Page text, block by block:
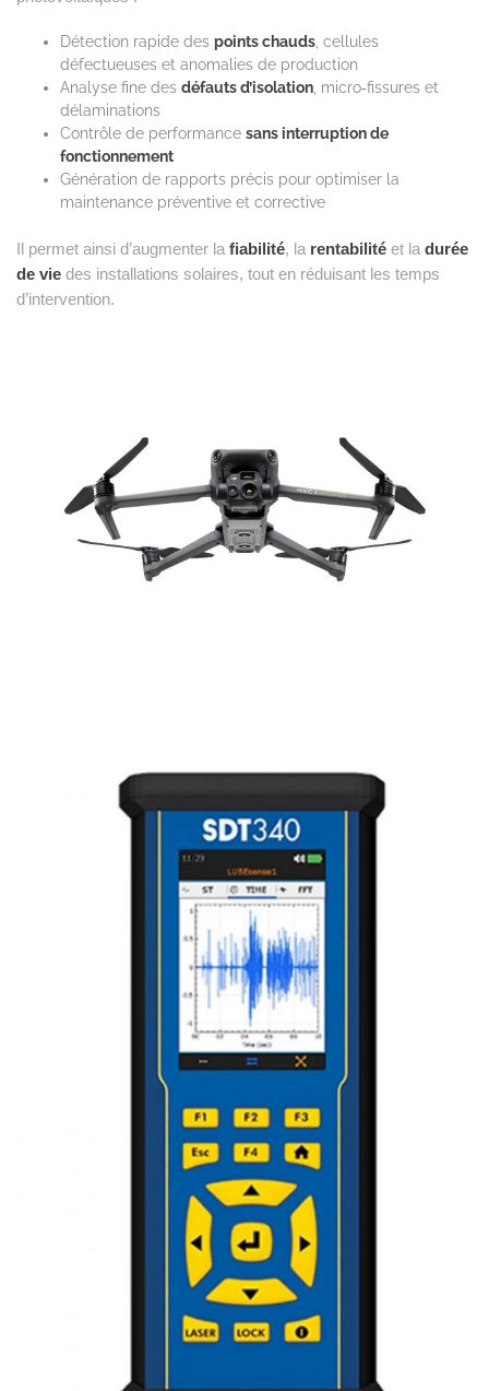
Détection rapide des points chauds, cellules
défectueuses et anomalies de production
Analyse fine des défauts d’isolation, micro‑fissures et
délaminations
Contrôle de performance sans interruption de
fonctionnement
Génération de rapports précis pour optimiser la
maintenance préventive et corrective
Il permet ainsi d’augmenter la fiabilité, la rentabilité et la durée
de vie des installations solaires, tout en réduisant les temps
d’intervention.